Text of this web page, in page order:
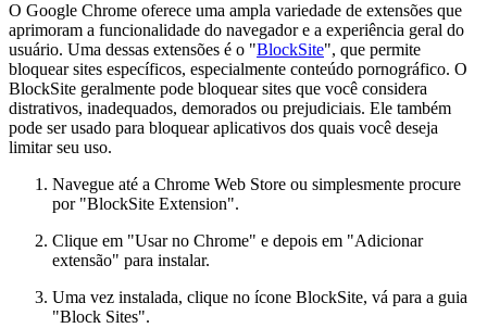
O Google Chrome oferece uma ampla variedade de extensões que
aprimoram a funcionalidade do navegador e a experiência geral do
usuário. Uma dessas extensões é o "BlockSite", que permite
bloquear sites específicos, especialmente conteúdo pornográfico. O
BlockSite geralmente pode bloquear sites que você considera
distrativos, inadequados, demorados ou prejudiciais. Ele também
pode ser usado para bloquear aplicativos dos quais você deseja
limitar seu uso.
Navegue até a Chrome Web Store ou simplesmente procure
por "BlockSite Extension".
Clique em "Usar no Chrome" e depois em "Adicionar
extensão" para instalar.
Uma vez instalada, clique no ícone BlockSite, vá para a guia
"Block Sites".